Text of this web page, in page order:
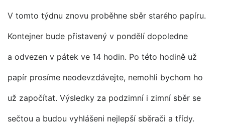
V tomto týdnu znovu proběhne sběr starého papíru.
Kontejner bude přistavený v pondělí dopoledne
a odvezen v pátek ve 14 hodin. Po této hodině už
papír prosíme neodevzdávejte, nemohli bychom ho
už započítat. Výsledky za podzimní i zimní sběr se
sečtou a budou vyhlášeni nejlepší sběrači a třídy.